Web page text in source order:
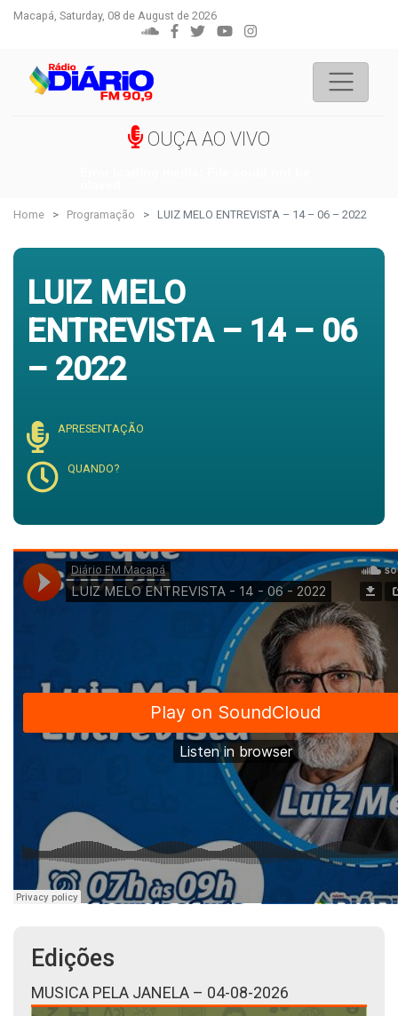
Macapá, Saturday, 08 de August de 2026
OUÇA AO VIVO
Home Programação LUIZ MELO ENTREVISTA – 14 – 06 – 2022
LUIZ MELO
ENTREVISTA – 14 – 06
– 2022
APRESENTAÇÃO
QUANDO?
Edições
MUSICA PELA JANELA – 04-08-2026